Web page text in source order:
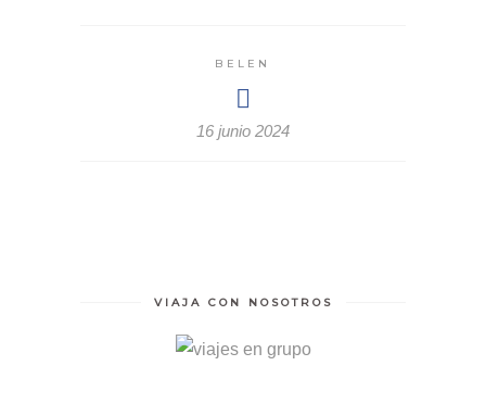
BELEN
16 junio 2024
VIAJA CON NOSOTROS